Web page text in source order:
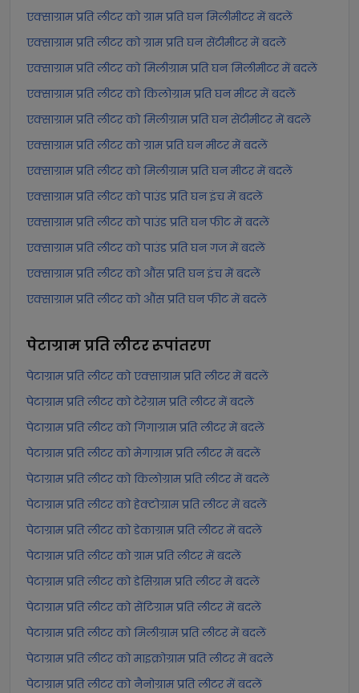
एक्साग्राम प्रति लीटर को ग्राम प्रति घन मिलीमीटर में बदलें
एक्साग्राम प्रति लीटर को ग्राम प्रति घन सेंटीमीटर में बदलें
एक्साग्राम प्रति लीटर को मिलीग्राम प्रति घन मिलीमीटर में बदलें
एक्साग्राम प्रति लीटर को किलोग्राम प्रति घन मीटर में बदलें
एक्साग्राम प्रति लीटर को मिलीग्राम प्रति घन सेंटीमीटर में बदलें
एक्साग्राम प्रति लीटर को ग्राम प्रति घन मीटर में बदलें
एक्साग्राम प्रति लीटर को मिलीग्राम प्रति घन मीटर में बदलें
एक्साग्राम प्रति लीटर को पाउंड प्रति घन इंच में बदलें
एक्साग्राम प्रति लीटर को पाउंड प्रति घन फीट में बदलें
एक्साग्राम प्रति लीटर को पाउंड प्रति घन गज में बदलें
एक्साग्राम प्रति लीटर को औंस प्रति घन इंच में बदलें
एक्साग्राम प्रति लीटर को औंस प्रति घन फीट में बदलें
पेटाग्राम प्रति लीटररूपांतरण
पेटाग्राम प्रति लीटर को एक्साग्राम प्रति लीटर में बदलें
पेटाग्राम प्रति लीटर को टेरेग्राम प्रति लीटर में बदलें
पेटाग्राम प्रति लीटर को गिगाग्राम प्रति लीटर में बदलें
पेटाग्राम प्रति लीटर को मेगाग्राम प्रति लीटर में बदलें
पेटाग्राम प्रति लीटर को किलोग्राम प्रति लीटर में बदलें
पेटाग्राम प्रति लीटर को हेक्टोग्राम प्रति लीटर में बदलें
पेटाग्राम प्रति लीटर को डेकाग्राम प्रति लीटर में बदलें
पेटाग्राम प्रति लीटर को ग्राम प्रति लीटर में बदलें
पेटाग्राम प्रति लीटर को डेसिग्राम प्रति लीटर में बदलें
पेटाग्राम प्रति लीटर को सेंटिग्राम प्रति लीटर में बदलें
पेटाग्राम प्रति लीटर को मिलीग्राम प्रति लीटर में बदलें
पेटाग्राम प्रति लीटर को माइक्रोग्राम प्रति लीटर में बदलें
पेटाग्राम प्रति लीटर को नैनोग्राम प्रति लीटर में बदलें